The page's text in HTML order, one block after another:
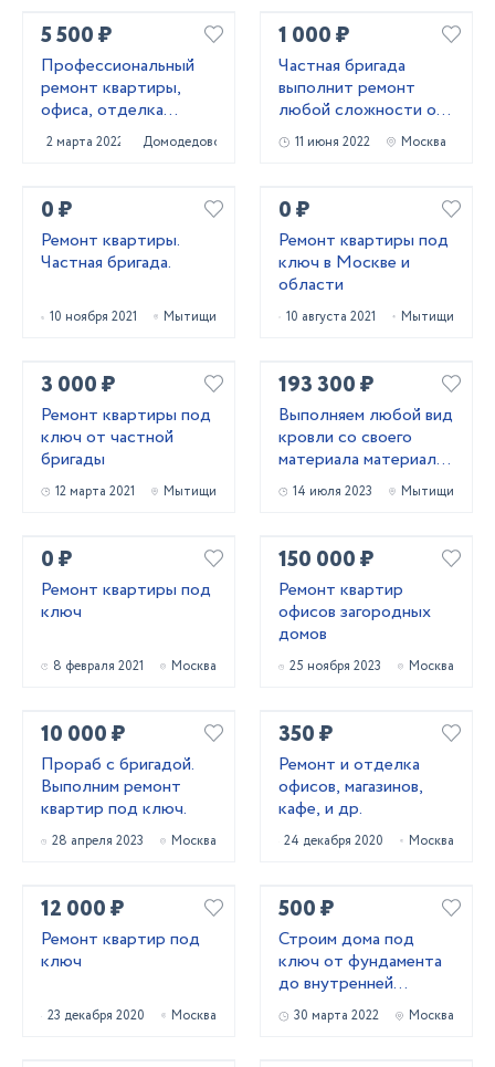
5 500 ₽
Профессиональный
ремонт квартиры,
офиса, отделка
коттеджа
2 марта 2022 Домодедово
1 000 ₽
Частная бригада
выполнит ремонт
любой сложности от
косметики до
капитального.
11 июня 2022 Москва
0 ₽
Ремонт квартиры.
Частная бригада.
10 ноября 2021 Мытищи
0 ₽
Ремонт квартиры под
ключ в Москве и
области
10 августа 2021 Мытищи
3 000 ₽
Ремонт квартиры под
ключ от частной
бригады
12 марта 2021 Мытищи
193 300 ₽
Выполняем любой вид
кровли со своего
материала материалы
заказчика
14 июля 2023 Мытищи
0 ₽
Ремонт квартиры под
ключ
8 февраля 2021 Москва
150 000 ₽
Ремонт квартир
офисов загородных
домов
25 ноября 2023 Москва
10 000 ₽
Прораб с бригадой.
Выполним ремонт
квартир под ключ.
28 апреля 2023 Москва
350 ₽
Ремонт и отделка
офисов, магазинов,
кафе, и др.
24 декабря 2020 Москва
12 000 ₽
Ремонт квартир под
ключ
23 декабря 2020 Москва
500 ₽
Строим дома под
ключ от фундамента
до внутренней
отделки.
30 марта 2022 Москва